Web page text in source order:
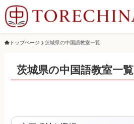
トップページ 茨城県の中国語教室一覧
茨城県の中国語教室一覧